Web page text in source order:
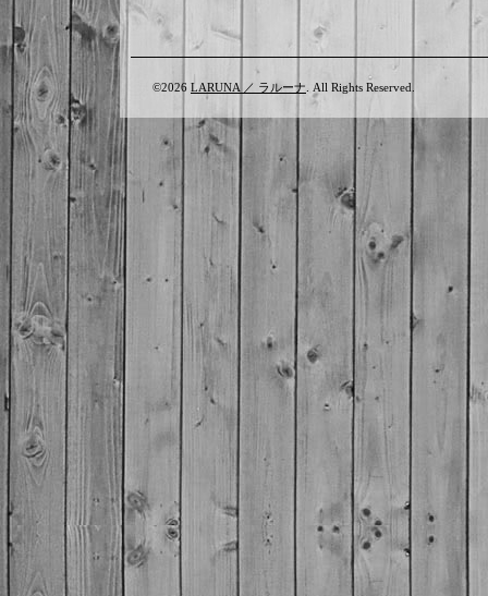
©2026 LARUNA ／ ラルーナ . All Rights Reserved.